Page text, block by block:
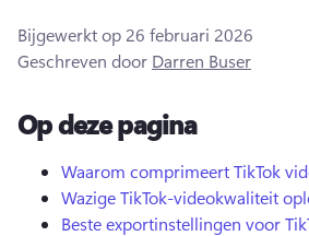
Aanmelden
Gratis uitproberen
Bijgewerkt op 26 februari 2026
Geschreven door Darren Buser
Op deze pagina
Waarom comprimeert TikTok
Wazige TikTok-videokwaliteit
Beste exportinstellingen voor